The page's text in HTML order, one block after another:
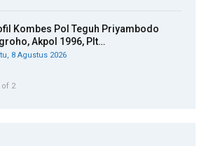
Kombes Pol Teguh Priyambodo
Akpol 1996, Plt…
8 Agustus 2026
of 2